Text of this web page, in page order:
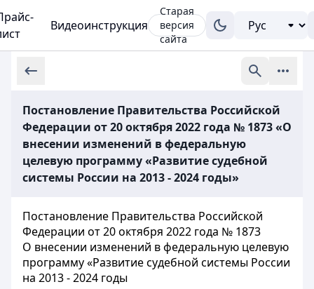
Видеоинструкция
Старая
версия
сайта
Постановление Правительства Российской
Федерации от 20 октября 2022 года № 1873 «О
внесении изменений в федеральную
целевую программу «Развитие судебной
системы России на 2013 - 2024 годы»
Постановление Правительства Российской
Федерации от 20 октября 2022 года № 1873
О внесении изменений в федеральную целевую
программу «Развитие судебной системы России
на 2013 - 2024 годы